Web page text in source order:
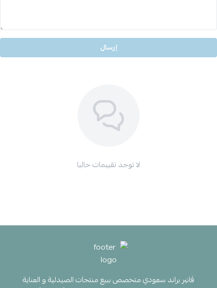
إرسال
لا توجد تقييمات حاليا
ڤانير براند سعودي متخصص ببيع منتجات الصيدلية و العناية